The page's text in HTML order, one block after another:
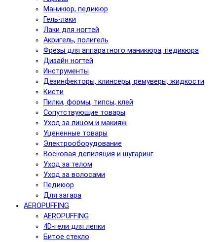
Маникюр, педикюр
Гель-лаки
Лаки для ногтей
Акригель, полигель
Фрезы для аппаратного маникюра, педикюра
Дизайн ногтей
Инструменты
Дезинфекторы, клинсеры, ремуверы, жидкости
Кисти
Пилки, формы, типсы, клей
Сопутствующие товары
Уход за лицом и макияж
Уцененные товары
Электрооборудование
Восковая депиляция и шугаринг
Уход за телом
Уход за волосами
Педикюр
Для загара
AEROPUFFING
AEROPUFFING
4D-гели для лепки
Битое стекло